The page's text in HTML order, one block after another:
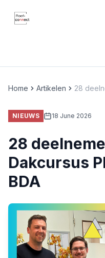
Roof Connect
Home Artikelen
NIEUWS 18 June 2026
28
Dakcursus
BDA